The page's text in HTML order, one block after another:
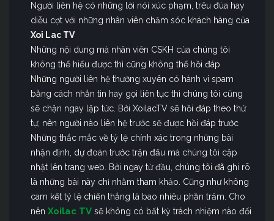
Người liên hệ có những lời nói xúc phạm, trêu đùa hay
diễu cợt với những nhân viên chăm sóc khách hàng của
Xoi Lac TV
Những nội dung mà nhân viên CSKH của chúng tôi
không thể hiểu được thì cũng không thể hồi đáp
Những người liên hệ thường xuyên có hành vi spam
bằng cách nhắn tin hay gọi liên tục thì chúng tôi cũng
sẽ chặn ngay lập tức. Bởi XoilacTV sẽ hồi đáp theo thứ
tự, nên người nào liên hệ trước sẽ được hồi đáp trước
Những thắc mắc về tỷ lệ chính xác trong những bài
nhận định, dự đoán trước trận đấu mà chúng tôi cập
nhật lên trang web. Bởi ngay từ đầu, chúng tôi đã ghi rõ
là những bài này chỉ nhằm tham khảo. Cũng như không
cam kết tỷ lệ chiến thắng là bao nhiêu phần trăm. Cho
nên Xoilac TV sẽ không có bất kỳ trách nhiệm nào đối